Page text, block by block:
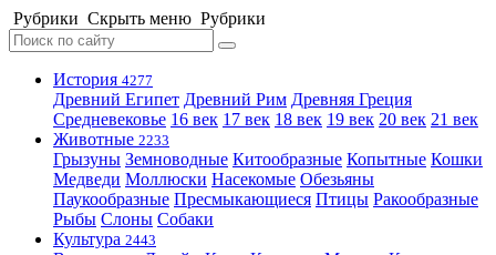
Рубрики Скрыть меню Рубрики
История 4277
Древний Египет Древний Рим Древняя Греция
Средневековье 16 век 17 век 18 век 19 век 20 век 21 век
Животные 2233
Грызуны Земноводные Китообразные Копытные Кошки
Медведи Моллюски Насекомые Обезьяны
Паукообразные Пресмыкающиеся Птицы Ракообразные
Рыбы Слоны Собаки
Культура 2443